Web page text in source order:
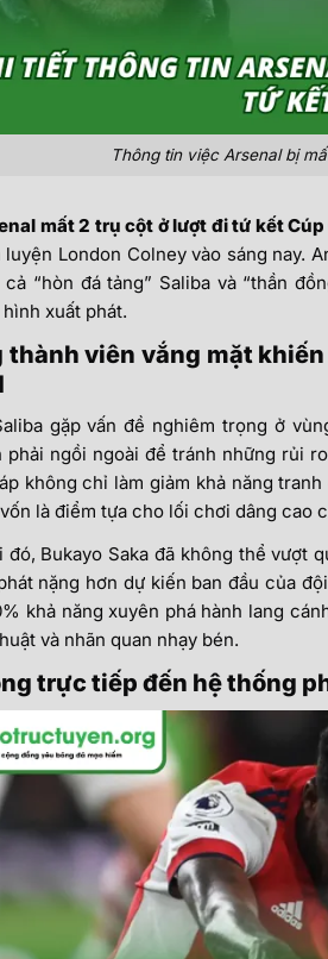
Thông tin việc Arsenal bị
mất 2 trụ cột ở lượt đi tứ kết Cúp
luyện London Colney vào sáng nay.
“hòn đá tảng” Saliba và “thần
xuất phát.
thành viên vắng mặt
gặp vấn đề nghiêm trọng ở
phải ngồi ngoài để tránh những rủi
không chỉ làm giảm khả năng
là điểm tựa cho lối chơi dâng cao
đó, Bukayo Saka đã không thể vượt
nặng hơn dự kiến ban đầu của
khả năng xuyên phá hành lang
và nhãn quan nhạy bén.
trực tiếp đến hệ thống